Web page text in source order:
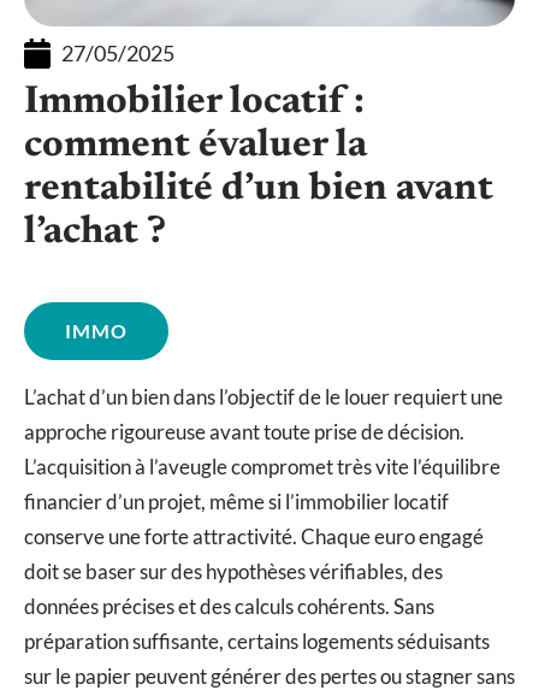
27/05/2025
Immobilier locatif :
comment évaluer la
rentabilité d’un bien avant
l’achat ?
IMMO
L’achat d’un bien dans l’objectif de le louer requiert une
approche rigoureuse avant toute prise de décision.
L’acquisition à l’aveugle compromet très vite l’équilibre
financier d’un projet, même si l’immobilier locatif
conserve une forte attractivité. Chaque euro engagé
doit se baser sur des hypothèses vérifiables, des
données précises et des calculs cohérents. Sans
préparation suffisante, certains logements séduisants
sur le papier peuvent générer des pertes ou stagner sans